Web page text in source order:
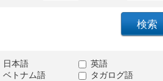
日本語
英語
ベトナム語
タガログ語